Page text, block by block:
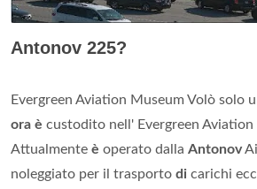
Antonov 225?
Evergreen Aviation Museum Volò solo
ora è custodito nell' Evergreen Aviation
Attualmente è operato dalla Antonov
noleggiato per il trasporto di carichi